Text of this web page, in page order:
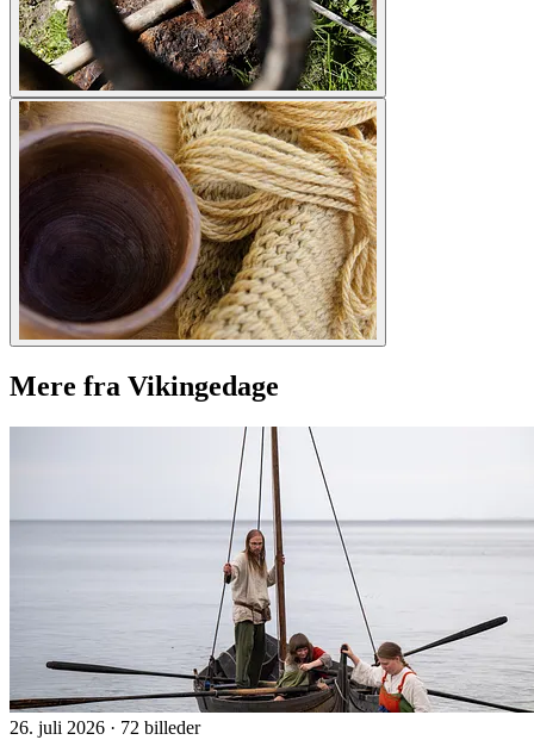
Mere fra Vikingedage
26. juli 2026 · 72 billeder